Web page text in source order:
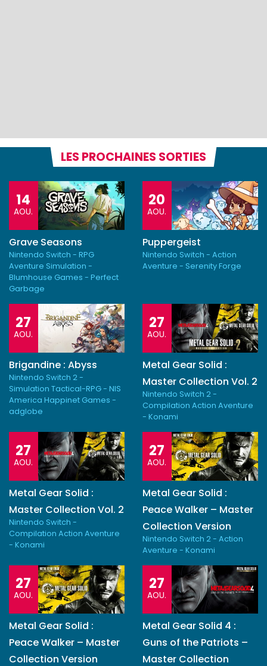
LES PROCHAINES SORTIES
14
AOU.
Grave Seasons
Nintendo Switch - RPG
Aventure Simulation -
Blumhouse Games - Perfect
Garbage
20
AOU.
Puppergeist
Nintendo Switch - Action
Aventure - Serenity Forge
27
AOU.
Brigandine : Abyss
Nintendo Switch 2 -
Simulation Tactical-RPG - NIS
America Happinet Games -
adglobe
27
AOU.
Metal Gear Solid :
Master Collection Vol. 2
Nintendo Switch 2 -
Compilation Action Aventure
- Konami
27
AOU.
Metal Gear Solid :
Master Collection Vol. 2
Nintendo Switch -
Compilation Action Aventure
- Konami
27
AOU.
Metal Gear Solid :
Peace Walker – Master
Collection Version
Nintendo Switch 2 - Action
Aventure - Konami
27
AOU.
Metal Gear Solid :
Peace Walker – Master
Collection Version
27
AOU.
Metal Gear Solid 4 :
Guns of the Patriots –
Master Collection